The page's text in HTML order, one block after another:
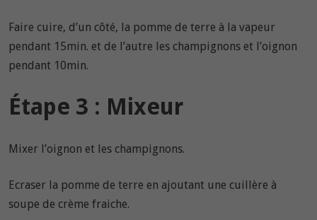
Faire cuire, d’un côté, la pomme de terre à la vapeur
pendant 15min. et de l’autre les champignons et l’oignon
pendant 10min.
Étape 3 : Mixeur
Mixer l’oignon et les champignons.
Ecraser la pomme de terre en ajoutant une cuillère à
soupe de crème fraiche.